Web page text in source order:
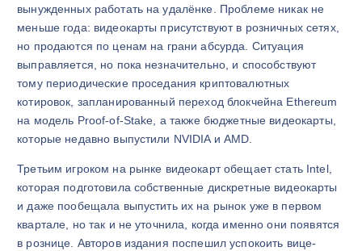
вынужденных работать на удалёнке. Проблеме никак не
меньше года: видеокарты присутствуют в розничных сетях,
но продаются по ценам на грани абсурда. Ситуация
выправляется, но пока незначительно, и способствуют
тому периодические проседания криптовалютных
котировок, запланированный переход блокчейна Ethereum
на модель Proof-of-Stake, а также бюджетные видеокарты,
которые недавно выпустили NVIDIA и AMD.
Третьим игроком на рынке видеокарт обещает стать Intel,
которая подготовила собственные дискретные видеокарты
и даже пообещала выпустить их на рынок уже в первом
квартале, но так и не уточнила, когда именно они появятся
в рознице. Авторов издания поспешил успокоить вице-